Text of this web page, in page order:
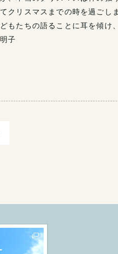
クリスマスまでの時を過ごしま
もたちの語ることに耳を傾け
子